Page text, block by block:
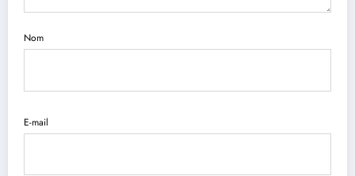
Nom
E-mail